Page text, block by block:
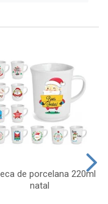
de porcelana 220ml
natal